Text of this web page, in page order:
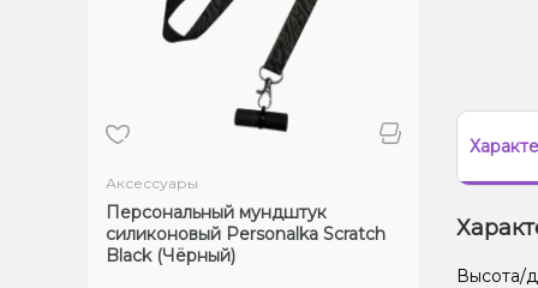
Аксессуары
Персональный мундштук
силиконовый Personalka Scratch
Black (Чёрный)
Высота/